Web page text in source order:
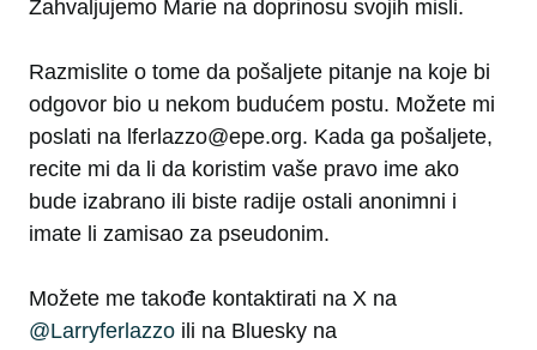
Zahvaljujemo Marie na doprinosu svojih misli.
Razmislite o tome da pošaljete pitanje na koje bi
odgovor bio u nekom budućem postu. Možete mi
poslati na lferlazzo@epe.org. Kada ga pošaljete,
recite mi da li da koristim vaše pravo ime ako
bude izabrano ili biste radije ostali anonimni i
imate li zamisao za pseudonim.
Možete me takođe kontaktirati na X na
@Larryferlazzo ili na Bluesky na